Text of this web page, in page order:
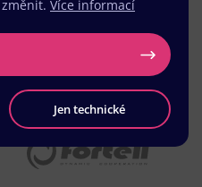
Více informací
Jen technické